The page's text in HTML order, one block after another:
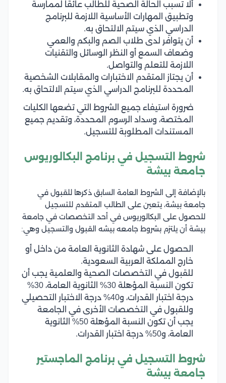
ألا تسبب الحالة الصحية للطالب عائقًا لممارسة
وتطبيق المهارات الأساسية اللازمة للبرنامج
الدراسي الذي سيتم الالتحاق به.
أن يتوافر لدى طلاب الصم والبكم والعمي
وضعاف السمع أو النظر الوسائل والتقنيات
اللازمة للتعلم والتواصل.
أن يجتاز المتقدم الاختبارات والمقابلات الشخصية
المحددة للبرنامج الدراسي الذي سيتم الالتحاق به.
ضرورة استيفاء جميع الشروط التي تضعها الكليات
المختصة، وسداد الرسوم المحددة، وتقديم جميع
المستندات المطلوبة للتسجيل.
شروط التسجيل في برنامج البكالوريوس
جامعة بيشة
بالإضافة إلى الشروط العامة السابق ذكرها للقبول في
جامعة بيشة، يتعين على الطالب المتقدم للتسجيل
للحصول على البكالوريوس في أحد التخصصات في جامعة
بيشة أن يلتزم بشروط جامعه بيشه القبول والتسجيل وهي:
الحصول على شهادة الثانوية العامة من داخل أو
خارج المملكة العربية السعودية.
للقبول في التخصصات الصحية والعلمية يجب أن
تكون النسبة المؤهلة 30% الثانوية العامة، 30%
درجة اختبار القدرات، و40% درجة الاختبار التحصيلي
وللقبول في التخصصات الأخرى في الجامعة
يجب أن تكون النسبة المؤهلة 50% الثانوية
العامة، و50% درجة اختبار القدرات.
شروط التسجيل في برنامج الماجستير
جامعة بيشة